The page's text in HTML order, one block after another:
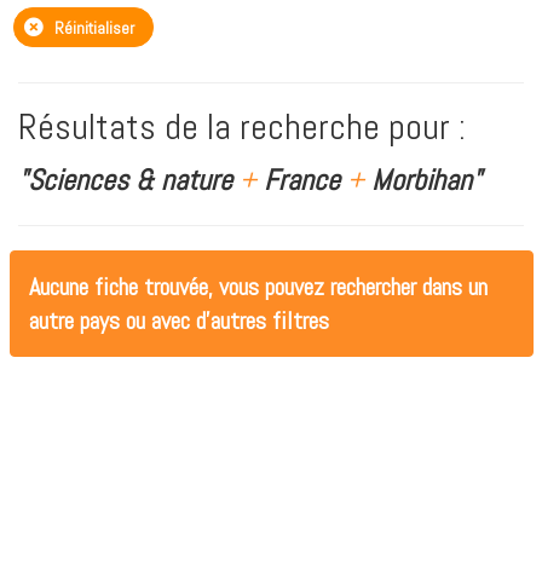
Réinitialiser
Résultats de la recherche pour :
"Sciences & nature +France +Morbihan"
Aucune fiche trouvée, vous pouvez rechercher dans un
autre pays ou avec d'autres filtres